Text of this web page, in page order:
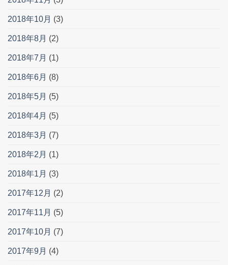
2018年10月 (3)
2018年8月 (2)
2018年7月 (1)
2018年6月 (8)
2018年5月 (5)
2018年4月 (5)
2018年3月 (7)
2018年2月 (1)
2018年1月 (3)
2017年12月 (2)
2017年11月 (5)
2017年10月 (7)
2017年9月 (4)